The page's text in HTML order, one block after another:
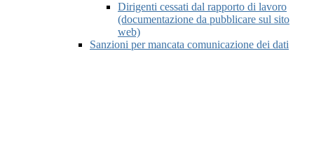
Dirigenti cessati dal rapporto di lavoro
(documentazione da pubblicare sul sito
web)
Sanzioni per mancata comunicazione dei dati